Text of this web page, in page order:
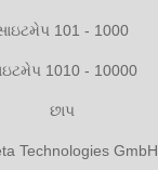
101 - 1000
1010 - 10000
છાપ
Technologies GmbH